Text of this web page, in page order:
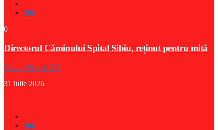
Stiri
0
Directorul Căminului Spital Sibiu, reținut pentru mită
Radio Medias 725
31 iulie 2026
Stiri